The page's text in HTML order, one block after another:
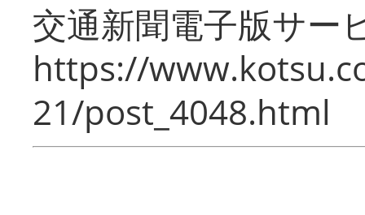
交通新聞電子版サー
https://
21/post_4048.html